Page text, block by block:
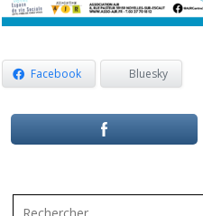
Facebook Bluesky